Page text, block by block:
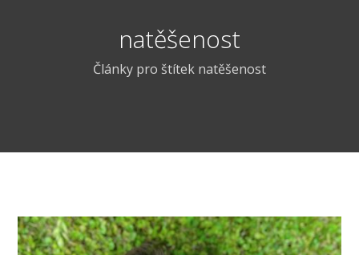
natěšenost
Články pro štítek natěšenost